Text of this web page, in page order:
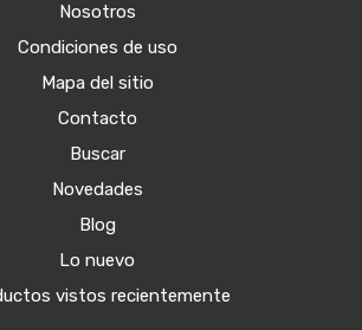
Nosotros
Condiciones de uso
Mapa del sitio
Contacto
Buscar
Novedades
Blog
Lo nuevo
vistos recientemente